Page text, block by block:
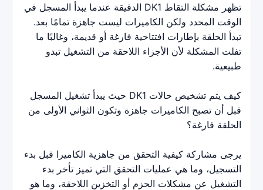
تظهر مشكلة التقاط DK1 الدقيقة عندما يبدأ المسجل في
الوقت المحدد ولكن الكاميرات ليست جاهزة تمامًا بعد.
تبدأ الحلقة بإطارات افتتاحية فارغة أو قديمة، وغالبًا ما
تفلت المشكلة لأن الأجزاء اللاحقة من التشغيل تبدو
طبيعية.
كيف يتم تشخيص حالات DK1 حيث يبدأ تشغيل المسجل
قبل أن تصبح الكاميرات جاهزة وتكون الثواني الأولى من
الحلقة فارغة؟
يرجى مشاركة كيفية التحقق من جاهزية الكاميرا قبل بدء
التسجيل، وما هي عمليات التحقق التي تميز تأخر بدء
التشغيل عن مشكلات الحزم أو التخزين اللاحقة، وما هو